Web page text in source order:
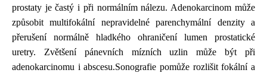
prostaty je častý i při normálním nálezu. Adenokarcinom může
způsobit multifokální nepravidelné parenchymální denzity a
přerušení normálně hladkého ohraničení lumen prostatické
uretry. Zvětšení pánevních mízních uzlin může být při
adenokarcinomu i abscesu.Sonografie pomůže rozlišit fokální a